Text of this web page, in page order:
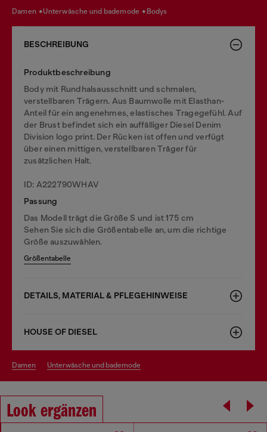
damen unterwäsche und bademode bodys
BESCHREIBUNG
Produktbeschreibung
Body mit Rundhalsausschnitt und schmalen,
verstellbaren Trägern. Aus Baumwolle mit Elasthan-
Anteil für ein angenehmes, elastisches Tragegefühl. Auf
der Brust befindet sich ein auffälliger Diesel Denim
Division logo print. Der Rücken ist offen und verfügt
über einen mittigen, verstellbaren Träger für
zusätzlichen Halt.
ID: A222790WHAV
Passung
Das Modell trägt die Größe S und ist 175 cm
Sehen Sie sich die Größentabelle an, um die richtige
Größe auszuwählen.
Größentabelle
DETAILS, MATERIAL & PFLEGEHINWEISE
HOUSE OF DIESEL
damen unterwäsche und bademode
Look ergänzen